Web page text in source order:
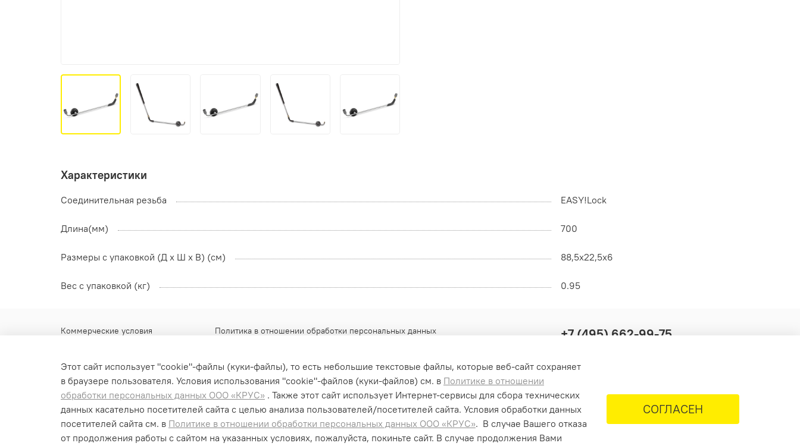
Характеристики
Соединительная резьба EASY!Lock
Длина(мм) 700
Размеры с упаковкой (Д x Ш x В) (см) 88,5x22,5x6
Вес с упаковкой (кг) 0.95
Коммерческие условия
Доставка
Обмен и возврат
Оплата
Отслеживание доставки
Политика в отношении обработки персональных данных
+7 (495) 662-99-75
Этот сайт использует "cookie"-файлы (куки-файлы), то есть небольшие текстовые файлы, которые веб-сайт сохраняет
в браузере пользователя. Условия использования "cookiе"-файлов (куки-файлов) см. в Политике в отношении
обработки персональных данных ООО «КРУС» . Также этот сайт использует Интернет-сервисы для сбора технических
данных касательно посетителей сайта с целью анализа пользователей/посетителей сайта. Условия обработки данных
посетителей сайта см. в Политике в отношении обработки персональных данных ООО «КРУС». В случае Вашего отказа
от продолжения работы с сайтом на указанных условиях, пожалуйста, покиньте сайт. В случае продолжения Вами
СОГЛАСЕН